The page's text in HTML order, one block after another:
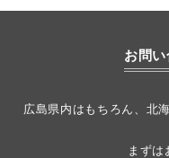
お問
広島県内はもちろん、北
まずは